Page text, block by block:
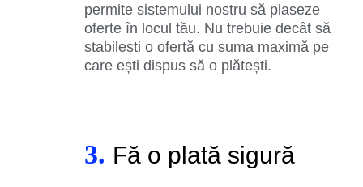
permite sistemului nostru să plaseze
oferte în locul tău. Nu trebuie decât să
stabilești o ofertă cu suma maximă pe
care ești dispus să o plătești.
3. Fă o plată sigură